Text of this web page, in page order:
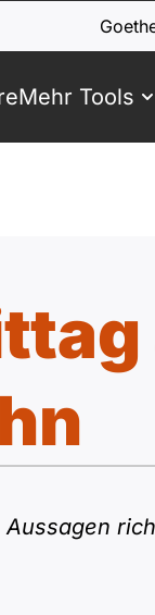
Mehr Tools